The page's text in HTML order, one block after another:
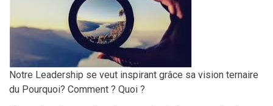
Notre Leadership se veut inspirant grâce sa vision ternaire
du Pourquoi? Comment ? Quoi ?